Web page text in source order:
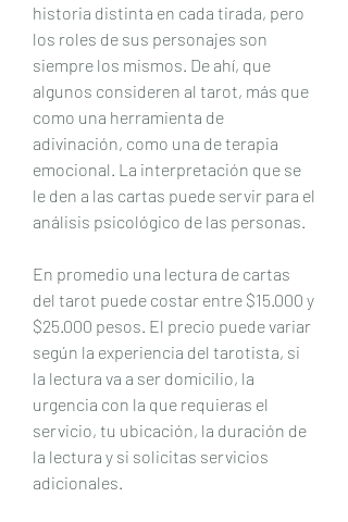
historia distinta en cada tirada, pero
los roles de sus personajes son
siempre los mismos. De ahí, que
algunos consideren al tarot, más que
como una herramienta de
adivinación, como una de terapia
emocional. La interpretación que se
le den a las cartas puede servir para el
análisis psicológico de las personas.
En promedio una lectura de cartas
del tarot puede costar entre $15.000 y
$25.000 pesos. El precio puede variar
según la experiencia del tarotista, si
la lectura va a ser domicilio, la
urgencia con la que requieras el
servicio, tu ubicación, la duración de
la lectura y si solicitas servicios
adicionales.